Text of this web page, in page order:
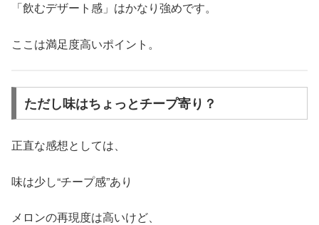
「飲むデザート感」はかなり強めです。
ここは満足度高いポイント。
ただし味はちょっとチープ寄り？
正直な感想としては、
味は少し“チープ感”あり
メロンの再現度は高いけど、